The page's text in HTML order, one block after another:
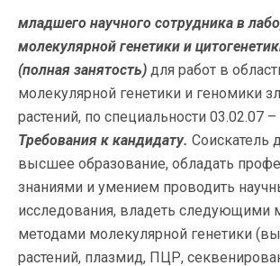
младшего научного сотрудника в
молекулярной генетики и
(полная занятость) для работ в
молекулярной генетики и геномики
растений, по специальности 03.02.07 –
Требования к кандидату. Соискатель
высшее образование, обладать
знаниями и умением проводить
исследования, владеть следующими
методами молекулярной генетики
растений, плазмид, ПЦР,